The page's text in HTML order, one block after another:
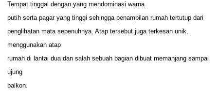
Tempat tinggal dengan yang mendominasi warna
putih serta pagar yang tinggi sehingga penampilan rumah tertutup dari
penglihatan mata sepenuhnya. Atap tersebut juga terkesan unik,
menggunakan atap
rumah di lantai dua dan salah sebuah bagian dibuat memanjang sampai
ujung
balkon.